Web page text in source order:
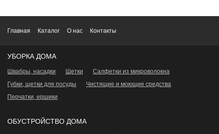
Главная Каталог О нас Контакты
УБОРКА ДОМА
Швабры, насадки Щетки
Салфетки из микроволокна
Губки, щетки для посуды
Чистящие и моющие средства
Перчатки, ершики
ОБУСТРОЙСТВО ДОМА